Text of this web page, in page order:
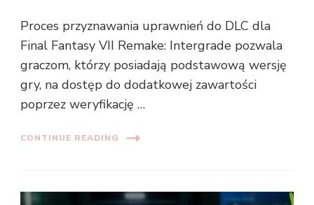
Proces przyznawania uprawnień do DLC dla
Final Fantasy VII Remake: Intergrade pozwala
graczom, którzy posiadają podstawową wersję
gry, na dostęp do dodatkowej zawartości
poprzez weryfikację …
CONTINUE READING